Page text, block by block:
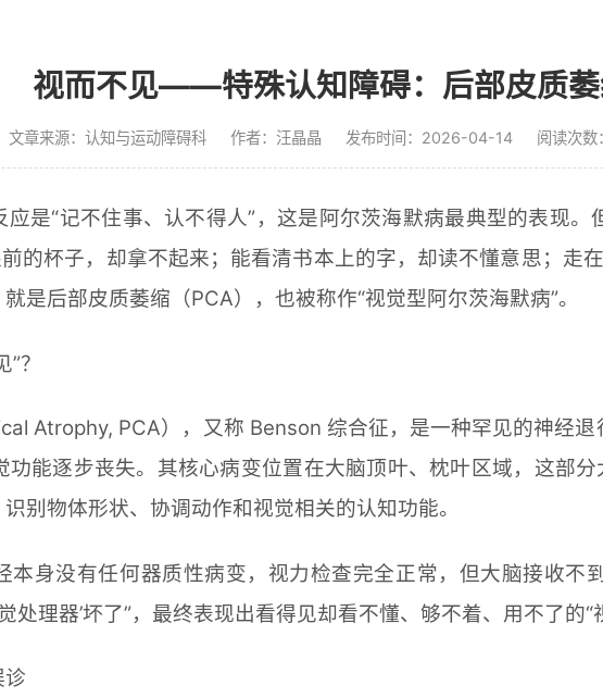
视而不见——特殊认知障碍：后部皮质
文章来源：认知与运动障碍科 作者：汪晶晶 发布时间：2026-04-14 阅读次数：
是“记不住事、认不得人”，这是阿尔茨海默病最典型的表现
的杯子，却拿不起来；能看清书本上的字，却读不懂意思；
是后部皮质萎缩（PCA），也被称作“视觉型阿尔茨海默病”。
？
Atrophy, PCA），又称 Benson 综合征，是一种罕见的神经
能逐步丧失。其核心病变位置在大脑顶叶、枕叶区域，这部分
别物体形状、协调动作和视觉相关的认知功能。
本身没有任何器质性病变，视力检查完全正常，但大脑接收不
处理器’坏了”，最终表现出看得见却看不懂、够不着、用不了的
诊